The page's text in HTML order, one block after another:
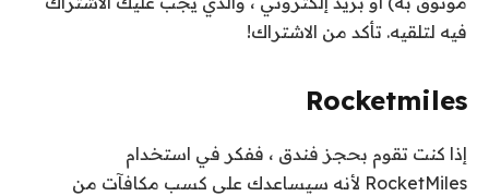
فيه لتلقيه. تأكد من الاشتراك!
Rocketmiles
إذا كنت تقوم بحجز فندق ، ففكر في استخدام
RocketMiles لأنه سيساعدك على كسب مكافآت من